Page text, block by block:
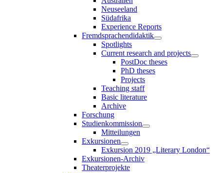
Neuseeland
Südafrika
Experience Reports
Fremdsprachendidaktik
Spotlights
Current research and projects
PostDoc theses
PhD theses
Projects
Teaching staff
Basic literature
Archive
Forschung
Studienkommission
Mitteilungen
Exkursionen
Exkursion 2019 „Literary London“
Exkursionen-Archiv
Theaterprojekte